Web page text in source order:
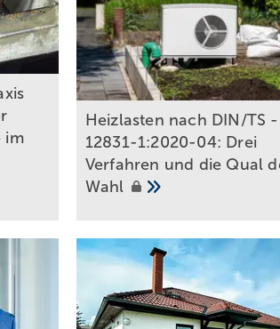
im
Heizlasten nach DIN/TS ­
12831­-1:2020-04: Drei
Verfahren und die Qual
Wahl